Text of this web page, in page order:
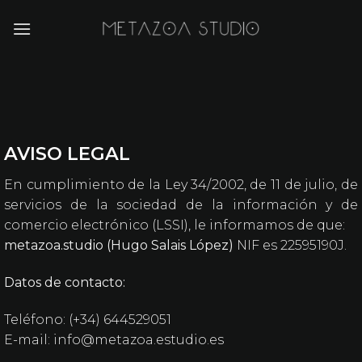
AVISO LEGAL
En cumplimiento de la Ley 34/2002, de 11 de julio, de
servicios de la sociedad de la información y de
comercio electrónico (LSSI), le informamos de que:
metazoa.studio (Hugo Salais López) NIF es 22595190J.
Datos de contacto:
Teléfono: (+34) 644529051
E-mail: i nfo@metazoa.estudio.es